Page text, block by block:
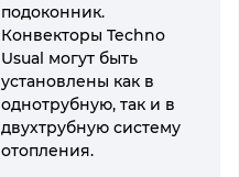
подоконник.
Конвекторы Techno
Usual могут быть
установлены как в
однотрубную, так и в
двухтрубную систему
отопления.